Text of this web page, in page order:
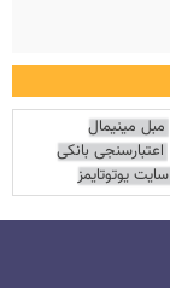
مبل مینیمال
اعتبارسنجی بانکی
سایت یوتوتایمز